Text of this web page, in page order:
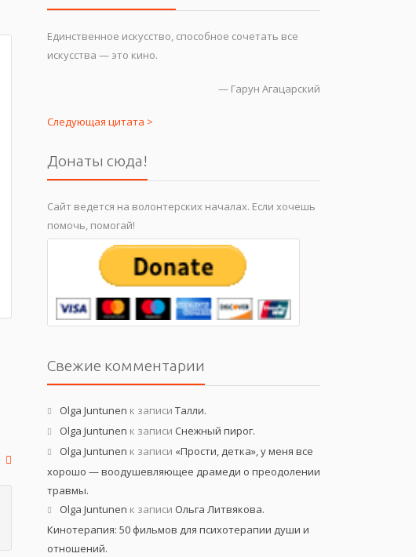
Единственное искусство, способное сочетать все
искусства — это кино.
— Гарун Агацарский
Следующая цитата >
Донаты сюда!
Сайт ведется на волонтерских началах. Если хочешь
помочь, помогай!
Свежие комментарии
Olga Juntunen к записи Талли.
Olga Juntunen к записи Снежный пирог.
Olga Juntunen к записи «Прости, детка», у меня все
хорошо — воодушевляющее драмеди о преодолении
травмы.
Olga Juntunen к записи Ольга Литвякова.
Кинотерапия: 50 фильмов для психотерапии души и
отношений.